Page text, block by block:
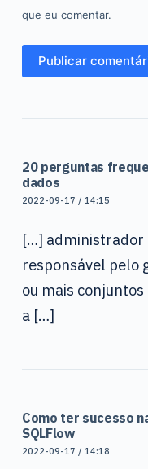
que eu comentar.
Publicar
20 perguntas
dados
2022-09-17 / 14:15
[…] administrador
responsável pelo
ou mais
a […]
Como ter sucesso
SQLFlow
2022-09-17 / 14:18